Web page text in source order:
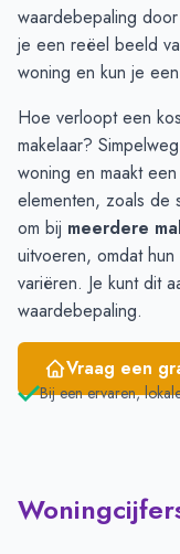
Maart
€ 477.472
April
€
Mei
€ 531.370
Juni
€ 562.588
waardebepaling
je een reëel beeld
woning en kun je
Hoe verloopt een
makelaar?
woning en maakt
elementen, zoals de
om bij meerdere
uitvoeren, omdat
variëren. Je kunt dit
waardebepaling.
Vraag een
Bij een ervaren,